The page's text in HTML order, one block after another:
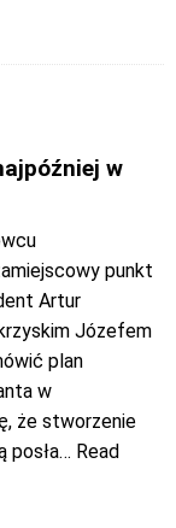
w
punkt
Artur
Józefem
plan
w
że stworzenie
posła… Read